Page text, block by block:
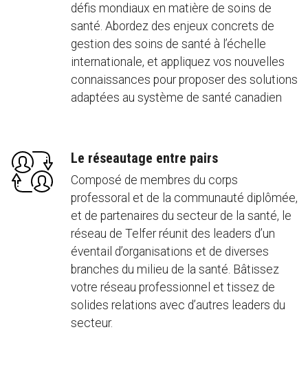
défis mondiaux en matière de soins de
santé. Abordez des enjeux concrets de
gestion des soins de santé à l’échelle
internationale, et appliquez vos nouvelles
connaissances pour proposer des solutions
adaptées au système de santé canadien
Le réseautage entre pairs
Composé de membres du corps
professoral et de la communauté diplômée,
et de partenaires du secteur de la santé, le
réseau de Telfer réunit des leaders d’un
éventail d’organisations et de diverses
branches du milieu de la santé. Bâtissez
votre réseau professionnel et tissez de
solides relations avec d’autres leaders du
secteur.